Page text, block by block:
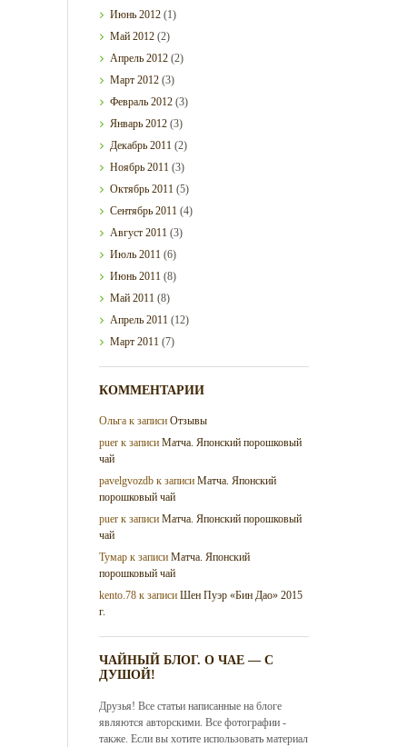
Июнь2012 (1)
Май2012 (2)
Апрель2012 (2)
Март2012 (3)
Февраль2012 (3)
Январь2012 (3)
Декабрь2011 (2)
Ноябрь2011 (3)
Октябрь2011 (5)
Сентябрь2011 (4)
Август2011 (3)
Июль2011 (6)
Июнь2011 (8)
Май2011 (8)
Апрель2011 (12)
Март2011 (7)
КОММЕНТАРИИ
Ольга к записиОтзывы
puer к записиМатча. Японский порошковый
чай
pavelgvozdb к записиМатча. Японский
порошковый чай
puer к записиМатча. Японский порошковый
чай
Тумар к записиМатча. Японский
порошковый чай
kento.78 к записиШен Пуэр «Бин Дао» 2015
г.
ЧАЙНЫЙ БЛОГ. О ЧАЕ — С
ДУШОЙ!
Друзья! Все статьи написанные на блоге
являются авторскими. Все фотографии -
также. Если вы хотите использовать материал